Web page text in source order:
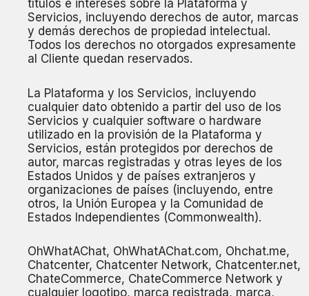
títulos e intereses sobre la Plataforma y
Servicios, incluyendo derechos de autor, marcas
y demás derechos de propiedad intelectual.
Todos los derechos no otorgados expresamente
al Cliente quedan reservados.
La Plataforma y los Servicios, incluyendo
cualquier dato obtenido a partir del uso de los
Servicios y cualquier software o hardware
utilizado en la provisión de la Plataforma y
Servicios, están protegidos por derechos de
autor, marcas registradas y otras leyes de los
Estados Unidos y de países extranjeros y
organizaciones de países (incluyendo, entre
otros, la Unión Europea y la Comunidad de
Estados Independientes (Commonwealth).
OhWhatAChat, OhWhatAChat.com, Ohchat.me,
Chatcenter, Chatcenter Network, Chatcenter.net,
ChateCommerce, ChateCommerce Network y
cualquier logotipo, marca registrada, marca,